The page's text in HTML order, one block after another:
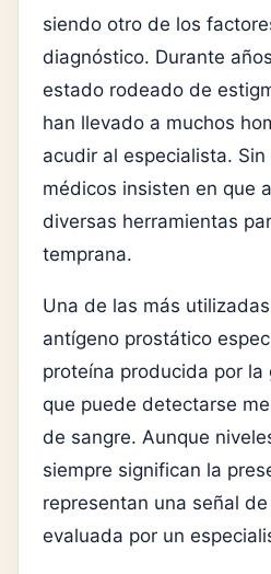
siendo otro de los
diagnóstico. Durante
estado rodeado de
han llevado a muchos
acudir al especialista.
médicos insisten en que
diversas herramientas
temprana.
Una de las más
antígeno prostático
proteína producida por
que puede detectarse
de sangre. Aunque
siempre significan la
representan una señal
evaluada por un